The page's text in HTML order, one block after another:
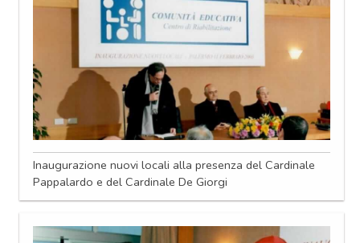
Inaugurazione nuovi locali alla presenza del Cardinale
Pappalardo e del Cardinale De Giorgi